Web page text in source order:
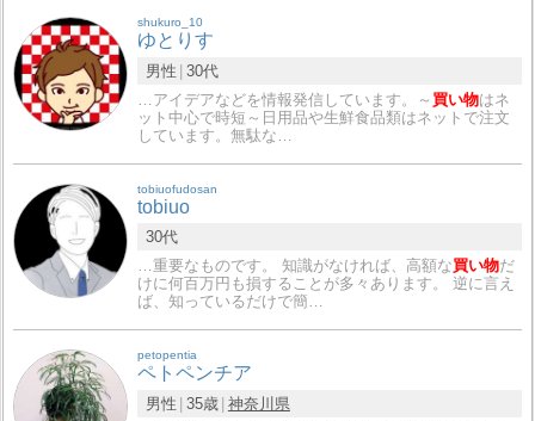
shukuro_10
ゆとりす
男性 30代
…アイデアなどを情報発信しています。～ 買い物はネ
ット中心で時短～日用品や生鮮食品類はネットで注文
しています。無駄な…
tobiuofudosan
tobiuo
30代
…重要なものです。 知識がなければ、高額な買い物だ
けに何百万円も損することが多々あります。 逆に言え
ば、知っているだけで簡…
petopentia
ペトペンチア
男性 35歳 神奈川県